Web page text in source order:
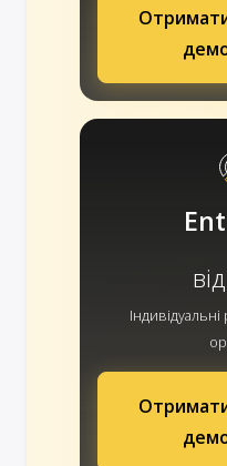
від